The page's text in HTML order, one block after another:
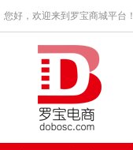
您好，欢迎来到罗宝商城平台！